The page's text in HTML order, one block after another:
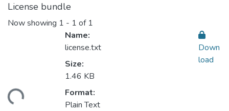
License bundle
Now showing 1 - 1 of 1
Name:
license.txt
Size:
1.46 KB
Format:
Plain Text
Down
load